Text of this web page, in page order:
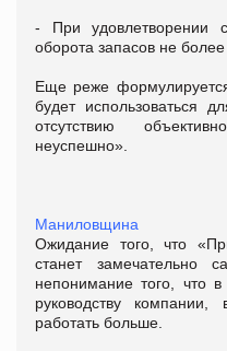
- При удовлетворении
оборота запасов не более
Еще реже
будет использоваться
отсутствию
неуспешно».
Маниловщина
Ожидание того, что
станет
непонимание того, что
руководству
работать больше.